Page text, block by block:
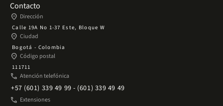
Contacto
place Dirección
Calle 19A No 1-37 Este, Bloque W
place Ciudad
Bogotá - Colombia
place Código postal
111711
phone Atención telefónica
+57 (601) 339 49 99 - (601) 339 49 49
phone Extensiones